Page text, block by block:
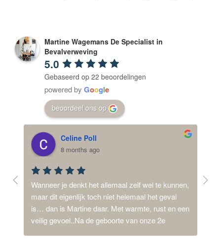
Martine Wagemans De Specialist in
Bevalverweving
5.0
Gebaseerd op 22 beoordelingen
powered by Google
beoordeel ons op
Celine Poll
8 months ago
Wanneer je denkt het allemaal zelf wel te kunnen,
maar dit eigenlijk toch niet helemaal het geval
is… dan is Martine daar. Met warmte, rust en een
veilig gevoel..Na de geboorte van onze 2e
Mijn